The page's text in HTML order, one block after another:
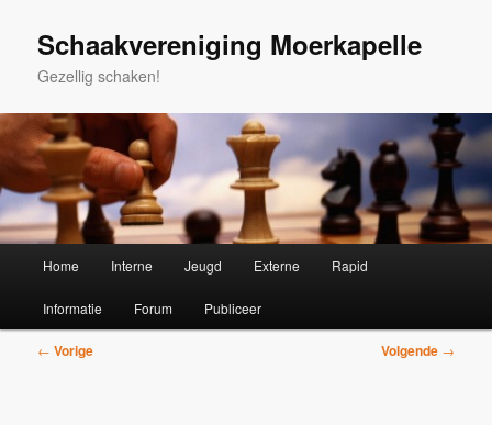
primaire
Schaakvereniging Moerkapelle
Gezellig schaken!
Home Interne Jeugd Externe Rapid
Informatie Forum Publiceer
Bericht
← Vorige Volgende →